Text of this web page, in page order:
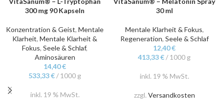
300 mg 90 Kapseln
Konzentration & Geist, Mentale
Klarheit, Mentale Klarheit &
Fokus, Seele & Schlaf,
Aminosäuren
14,40€
533,33€/ 1000 g
inkl. 19 % MwSt.
30 ml
Mentale Klarheit & Fokus,
Regeneration, Seele & Schlaf
12,40€
413,33€/ 1000 g
inkl. 19 % MwSt.
zzgl. Versandkosten